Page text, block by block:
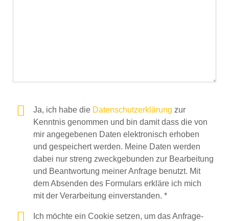
Ja, ich habe die Datenschutzerklärung zur
Kenntnis genommen und bin damit dass die von
mir angegebenen Daten elektronisch erhoben
und gespeichert werden. Meine Daten werden
dabei nur streng zweckgebunden zur Bearbeitung
und Beantwortung meiner Anfrage benutzt. Mit
dem Absenden des Formulars erkläre ich mich
mit der Verarbeitung einverstanden. *
Ich möchte ein Cookie setzen, um das Anfrage-